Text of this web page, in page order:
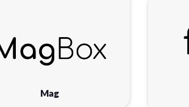
Mag